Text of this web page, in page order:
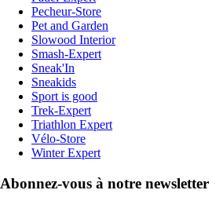
Pecheur-Store
Pet and Garden
Slowood Interior
Smash-Expert
Sneak'In
Sneakids
Sport is good
Trek-Expert
Triathlon Expert
Vélo-Store
Winter Expert
Abonnez-vous à notre newsletter